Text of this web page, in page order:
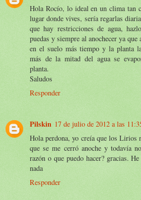
Hola Rocío, lo ideal en un clima tan
lugar donde vives, sería regarlas
que hay restricciones de agua,
puedas y siempre al anochecer ya que
en el suelo más tiempo y la planta
más de la mitad del agua se
planta.
Saludos
Responder
Pilskin 17 de julio de 2012 a las
Hola perdona, yo creía que los Lirios
que se me cerró anoche y todavía
razón o que puedo hacer? gracias.
nada
Responder